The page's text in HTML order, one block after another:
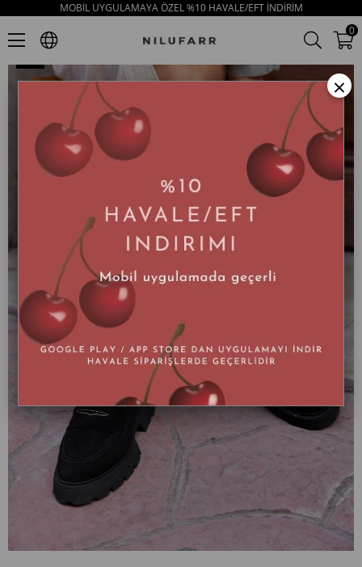
MOBİL UYGULAMAYA ÖZEL %10 HAVALE/EFT İNDİRİM
0
Cameron Siyah Süet Hakiki Deri Kadın Loafer
×